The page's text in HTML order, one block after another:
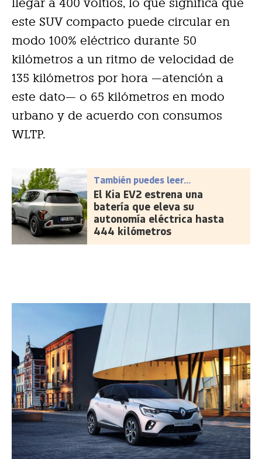
llegar a 400 voltios, lo que significa que
este SUV compacto puede circular en
modo 100% eléctrico durante 50
kilómetros a un ritmo de velocidad de
135 kilómetros por hora —atención a
este dato— o 65 kilómetros en modo
urbano y de acuerdo con consumos
WLTP.
También puedes leer...
El Kia EV2 estrena una
batería que eleva su
autonomía eléctrica hasta
444 kilómetros